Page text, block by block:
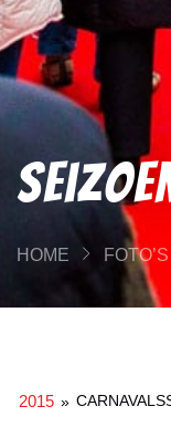
HOME FOTO’S
2015 »